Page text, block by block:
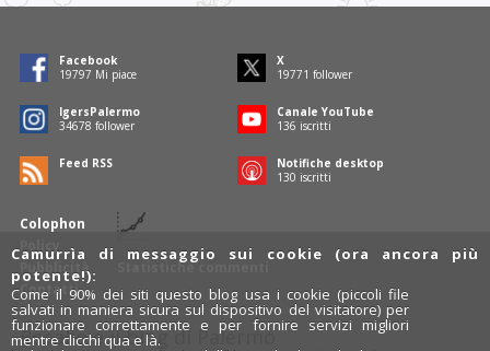
Colophon
Policy
Pubblicità
Contatti
Statistiche commenti
Facebook
19797 Mi piace
X
19771 follower
IgersPalermo
34678 follower
Canale YouTube
136 iscritti
Feed RSS
Notifiche desktop
130 iscritti
Rosalio è il blog di Palermo
Camurrìa di messaggio sui cookie (ora ancora più
potente!):
Come il 90% dei siti questo blog usa i cookie (piccoli file
salvati in maniera sicura sul dispositivo del visitatore) per
funzionare correttamente e per fornire servizi migliori
mentre clicchi qua e là.